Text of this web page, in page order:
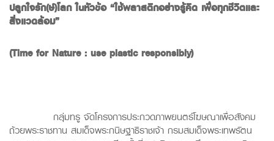
ปลูกใจรัก(ษ์)โลก ในหัวข้อ “ใช้พลาสติกอย่างรู้คิด เพื่อทุกชีวิตและ
สิ่งแวดล้อม”
(Time for Nature : use plastic responsibly)
กลุ่มทรู จัดโครงการประกวดภาพยนตร์โฆษณาเพื่อสังคม
ถ้วยพระราชทาน สมเด็จพระกนิษฐาธิราชเจ้า กรมสมเด็จพระเทพรัตน